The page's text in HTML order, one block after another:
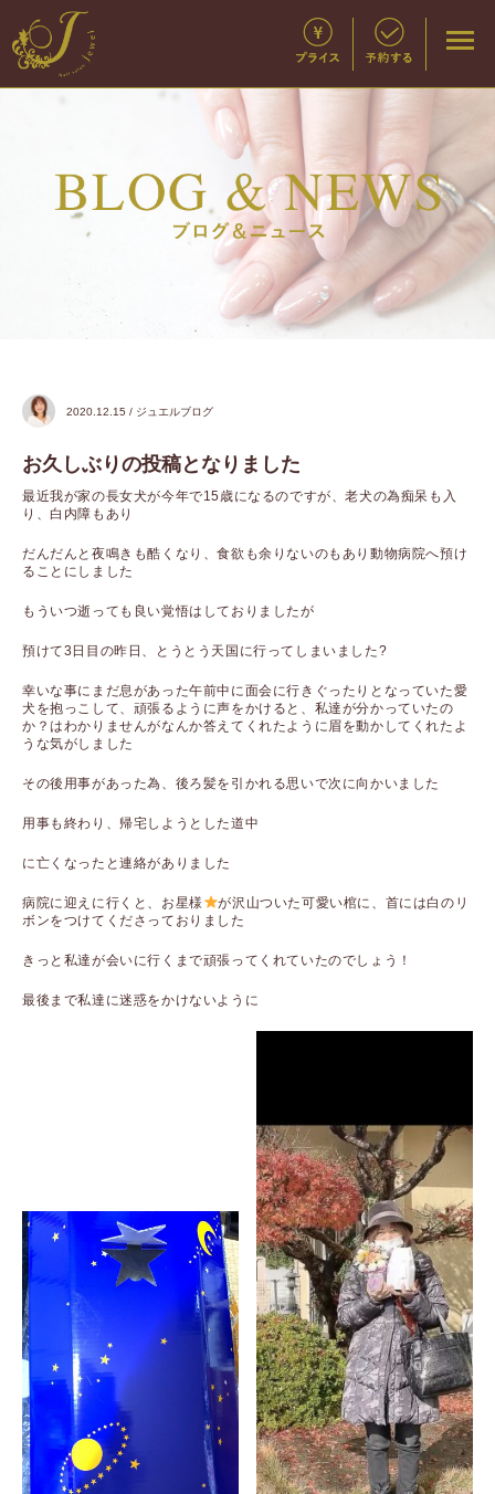
2020.12.15 / ジュエルブログ
お久しぶりの投稿となりました
最近我が家の長女犬が今年で15歳になるのですが、老犬の為痴呆も入
り、白内障もあり
だんだんと夜鳴きも酷くなり、食欲も余りないのもあり動物病院へ預け
ることにしました
もういつ逝っても良い覚悟はしておりましたが
預けて3日目の昨日、とうとう天国に行ってしまいました?
幸いな事にまだ息があった午前中に面会に行きぐったりとなっていた愛
犬を抱っこして、頑張るように声をかけると、私達が分かっていたの
か？はわかりませんがなんか答えてくれたように眉を動かしてくれたよ
うな気がしました
その後用事があった為、後ろ髪を引かれる思いで次に向かいました
用事も終わり、帰宅しようとした道中
に亡くなったと連絡がありました
病院に迎えに行くと、お星様
が沢山ついた可愛い棺に、首には白のリ
ボンをつけてくださっておりました
きっと私達が会いに行くまで頑張ってくれていたのでしょう！
最後まで私達に迷惑をかけないように